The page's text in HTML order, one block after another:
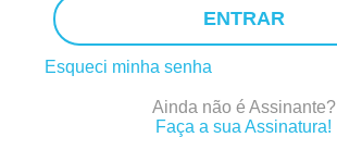
ENTRAR
Esqueci minha senha
Ainda não é Assinante?
Faça a sua Assinatura!